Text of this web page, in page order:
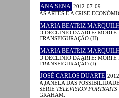
ANA SENA 2012-07-09
AS ARTES E A CRISE
MARIA BEATRIZ
O DECLÍNIO DA ARTE: MORTE
TRANSFIGURAÇÃO (II)
MARIA BEATRIZ
O DECLÍNIO DA ARTE: MORTE
TRANSFIGURAÇÃO (I)
JOSÉ CARLOS DUARTE
A JANELA DAS
SÉRIE TELEVISION PORTRAITS
GRAHAM.